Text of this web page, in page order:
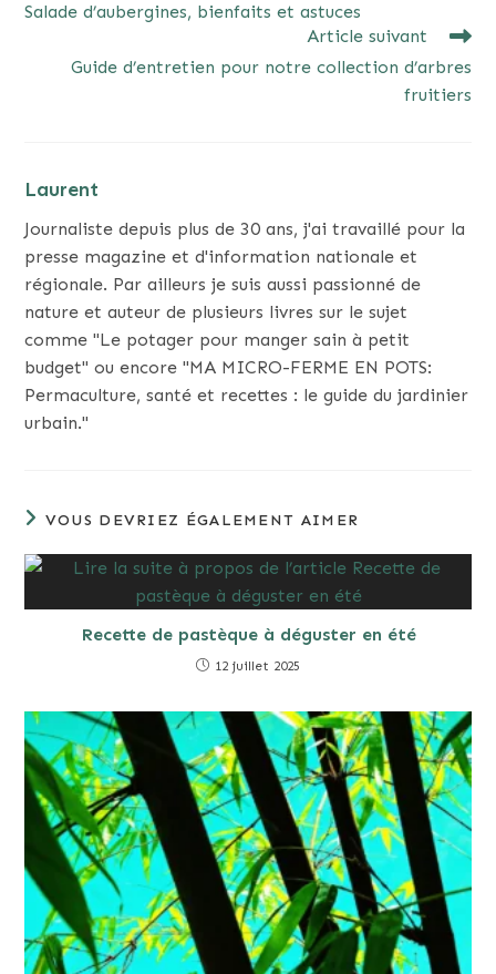
ARTICLES
Salade d’aubergines, bienfaits et astuces
Article suivant
Guide d’entretien pour notre collection d’arbres
fruitiers
Laurent
Journaliste depuis plus de 30 ans, j'ai travaillé pour la
presse magazine et d'information nationale et
régionale. Par ailleurs je suis aussi passionné de
nature et auteur de plusieurs livres sur le sujet
comme "Le potager pour manger sain à petit
budget" ou encore "MA MICRO-FERME EN POTS:
Permaculture, santé et recettes : le guide du jardinier
urbain."
VOUS DEVRIEZ ÉGALEMENT AIMER
Recette de pastèque à déguster en été
12 juillet 2025